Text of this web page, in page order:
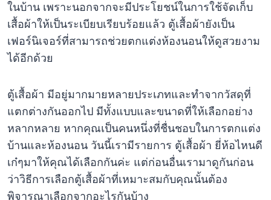
ในบ้าน เพราะนอกจากจะมีประโยชน์ในการใช้จัดเก็บ
เสื้อผ้าให้เป็นระเบียบเรียบร้อยแล้ว ตู้เสื้อผ้ายังเป็น
เฟอร์นิเจอร์ที่สามารถช่วยตกแต่งห้องนอนให้ดูสวยงาม
ได้อีกด้วย
ตู้เสื้อผ้า มีอยู่มากมายหลายประเภทและทำจากวัสดุที่
แตกต่างกันออกไป มีทั้งแบบและขนาดที่ให้เลือกอย่าง
หลากหลาย หากคุณเป็นคนหนึ่งที่ชื่นชอบในการตกแต่ง
บ้านและห้องนอน วันนี้เรามีรายการ ตู้เสื้อผ้า ยี่ห้อไหนดี
เก๋ๆมาให้คุณได้เลือกกันค่ะ แต่ก่อนอื่นเรามาดูกันก่อน
ว่าวิธีการเลือกตู้เสื้อผ้าที่เหมาะสมกับคุณนั้นต้อง
พิจารณาเลือกจากอะไรกันบ้าง